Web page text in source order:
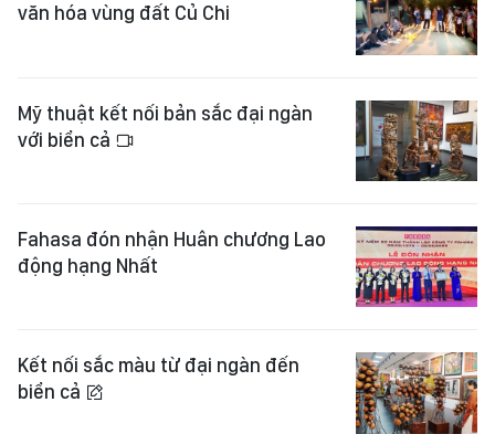
văn hóa vùng đất Củ Chi
Mỹ thuật kết nối bản sắc đại ngàn
với biển cả
Fahasa đón nhận Huân chương Lao
động hạng Nhất
Kết nối sắc màu từ đại ngàn đến
biển cả